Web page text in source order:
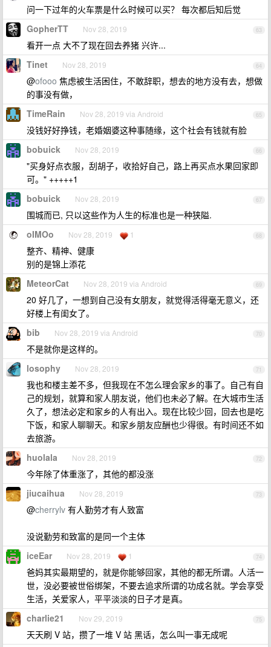
问一下过年的火车票是什么时候可以买？ 每次都后知后觉
63
GopherTT Nov 28, 2019
看开一点 大不了现在回去养猪 兴许...
64
Tinet Nov 28, 2019
@ofooo 焦虑被生活困住，不敢辞职，想去的地方没有去，想做
的事没有做，
65
TimeRain Nov 28, 2019 via Android
没钱好好挣钱，老婚姻婆这种事随缘，这个社会有钱就有脸
66
bobuick Nov 28, 2019
"买身好点衣服，刮胡子，收拾好自己，路上再买点水果回家即
可。" +++++1
67
bobuick Nov 28, 2019
围城而已, 只以这些作为人生的标准也是一种狭隘.
68
oIMOo Nov 28, 2019 1
整齐、精神、健康
别的是锦上添花
69
MeteorCat Nov 28, 2019 via Android
20 好几了，一想到自己没有女朋友，就觉得活得毫无意义，还
好楼上有闺女了。
70
bib Nov 28, 2019 via Android
不是就你是这样的。
71
losophy Nov 28, 2019
我也和楼主差不多，但我现在不怎么理会家乡的事了。自己有自
己的规划，就算和家人朋友说，他们也未必了解。在大城市生活
久了，想法必定和家乡的人有出入。现在比较少回，回去也是吃
下饭，和家人聊聊天。和家乡朋友应酬也少得很。有时间还不如
去旅游。
72
huolala Nov 28, 2019
今年除了体重涨了，其他的都没涨
73
jiucaihua Nov 28, 2019
@cherrylv 有人勤劳才有人致富
没说勤劳和致富的是同一个主体
74
iceEar Nov 28, 2019 1
爸妈其实最期望的，就是你能够回家，其他的都无所谓。人活一
世，没必要被世俗绑架，不要去追求所谓的功成名就。学会享受
生活，关爱家人，平平淡淡的日子才是真。
75
charlie21 Nov 29, 2019
天天刷 V 站，攒了一堆 V 站 黑话，怎么叫一事无成呢